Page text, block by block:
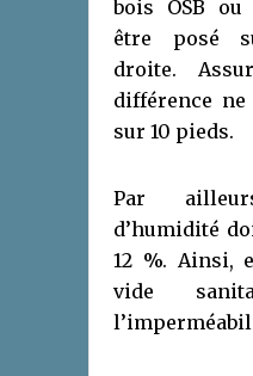
bois OSB
être posé
droite.
différence ne
sur 10 pieds.
Par
d’humidité
12 %. Ainsi,
vide